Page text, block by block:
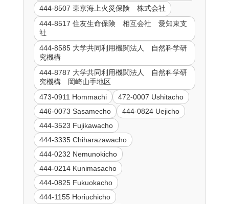
444-8507 東京海上火災保険 株式会社
444-8517 住友生命保険 相互会社 愛知東支
社
444-8585 大学共同利用機関法人 自然科学研
究機構
444-8787 大学共同利用機関法人 自然科学研
究機構 岡崎山手地区
473-0911 Hommachi
472-0007 Ushitacho
446-0073 Sasamecho
444-0824 Uejicho
444-3523 Fujikawacho
444-3335 Chiharazawacho
444-0232 Nemunokicho
444-0214 Kunimasacho
444-0825 Fukuokacho
444-1155 Horiuchicho